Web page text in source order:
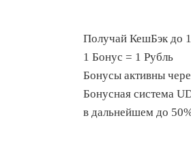
Получай КешБэк до
1 Бонус = 1 Рубль
Бонусы активны
Бонусная система
в дальнейшем до